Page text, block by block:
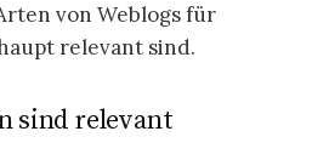
von Weblogs für
relevant sind.
sind relevant